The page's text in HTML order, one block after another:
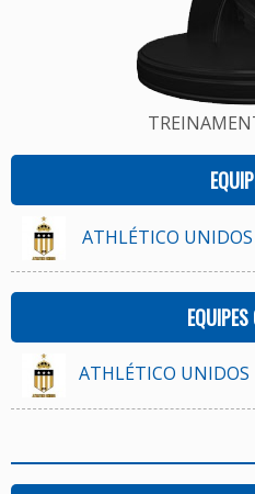
ATHLÉTICO UNIDOS
ATHLÉTICO UNIDOS